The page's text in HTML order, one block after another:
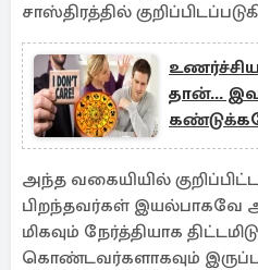
சாஸ்திரத்தில்
தான்...
அந்த வகையியி்ல் குறிப்பிட்ட
பிறந்தவர்கள் இயல்பாகவே
மிகவும் நேர்த்தியாக
கொண்டவர்களாகவும்